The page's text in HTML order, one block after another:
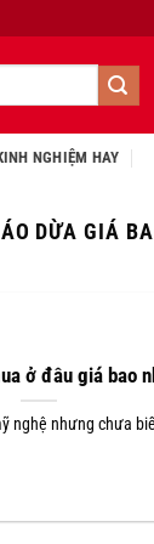
NGHIỆM HAY
DỪA GIÁ
ở đâu giá bao
nghệ nhưng chưa